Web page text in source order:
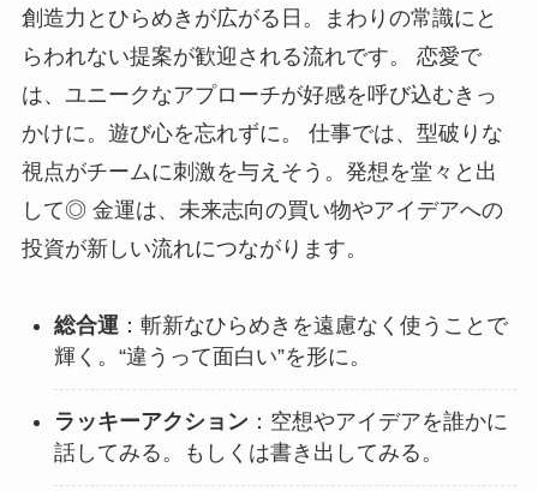
創造力とひらめきが広がる日。まわりの常識にと
らわれない提案が歓迎される流れです。 恋愛で
は、ユニークなアプローチが好感を呼び込むきっ
かけに。遊び心を忘れずに。 仕事では、型破りな
視点がチームに刺激を与えそう。発想を堂々と出
して◎ 金運は、未来志向の買い物やアイデアへの
投資が新しい流れにつながります。
総合運：斬新なひらめきを遠慮なく使うことで
輝く。“違うって面白い”を形に。
ラッキーアクション：空想やアイデアを誰かに
話してみる。もしくは書き出してみる。